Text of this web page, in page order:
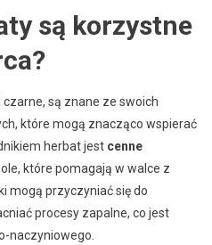
są korzystne
są znane ze swoich
które mogą znacząco wspierać
herbat jest cenne
które pomagają w walce z
mogą przyczyniać się do
procesy zapalne, co jest
naczyniowego.